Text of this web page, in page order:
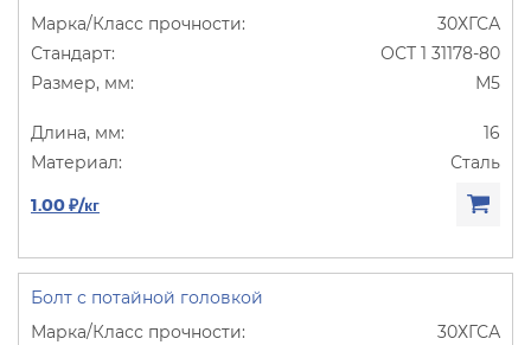
30ХГСА
ОСТ 1 31178-80
М5
16
Сталь
1.00 ₽/кг
Болт с потайной головкой
30ХГСА